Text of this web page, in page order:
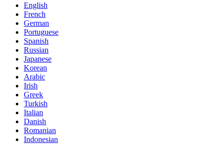
English
French
German
Portuguese
Spanish
Russian
Japanese
Korean
Arabic
Irish
Greek
Turkish
Italian
Danish
Romanian
Indonesian